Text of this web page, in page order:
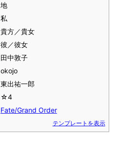
地
私
貴方／貴女
彼／彼女
田中敦子
okojo
東出祐一郎
☆4
Fate/Grand Order
テンプレートを表示